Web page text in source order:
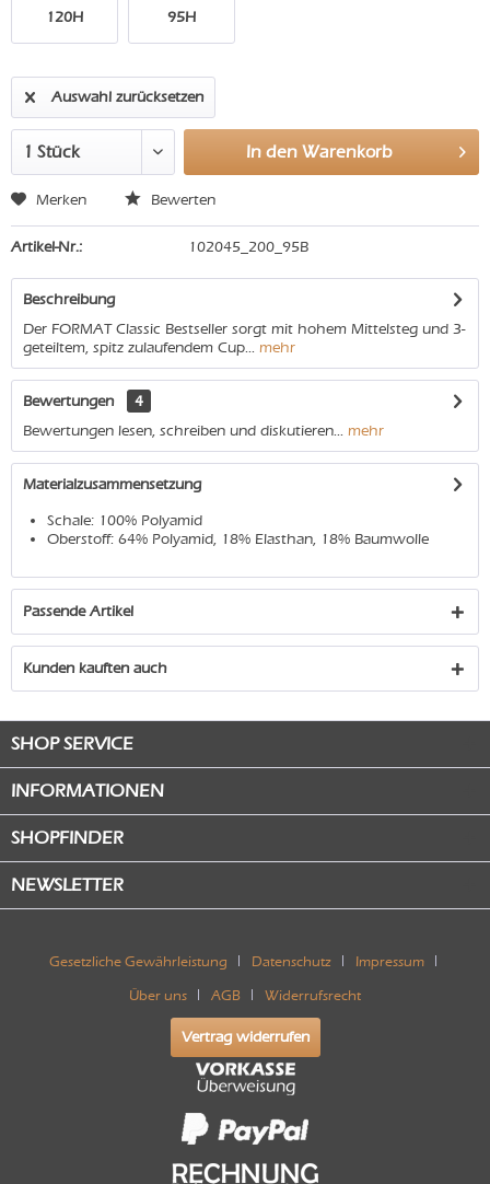
120H 95H
Auswahl zurücksetzen
In den Warenkorb
Merken Bewerten
Artikel-Nr.: 102045_200_95B
Beschreibung
Der FORMAT Classic Bestseller sorgt mit hohem Mittelsteg und 3-
geteiltem, spitz zulaufendem Cup... mehr
Bewertungen
4
Bewertungen lesen, schreiben und diskutieren... mehr
Materialzusammensetzung
Schale: 100% Polyamid
Oberstoff: 64% Polyamid, 18% Elasthan, 18% Baumwolle
Passende Artikel
Kunden kauften auch
SHOP SERVICE
INFORMATIONEN
SHOPFINDER
NEWSLETTER
Gesetzliche Gewährleistung Datenschutz Impressum
Über uns AGB Widerrufsrecht
Vertrag widerrufen